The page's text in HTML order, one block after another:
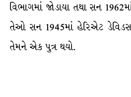
વિભાગમાં જોડાયા તથા સન
તેઓ સન 1945માં હેરિએટ
તેમને એક પુત્ર થયો.